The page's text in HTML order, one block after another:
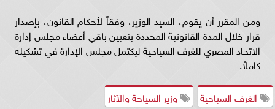
ومن المقرر أن يقوم، السيد الوزير، وفقاً لأحكام القانون، بإصدار
قرار خلال المدة القانونية المحددة بتعيين باقي أعضاء مجلس إدارة
الاتحاد المصري للغرف السياحية ليكتمل مجلس الإدارة في تشكيله
كاملاً.
الغرف السياحية
وزير السياحة والآثار